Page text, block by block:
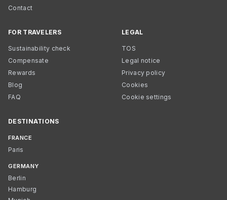
Contact
FOR TRAVELERS
Sustainability check
Compensate
Rewards
Blog
FAQ
LEGAL
TOS
Legal notice
Privacy policy
Cookies
Cookie settings
DESTINATIONS
FRANCE
Paris
GERMANY
Berlin
Hamburg